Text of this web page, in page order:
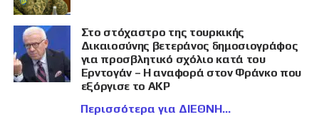
Στο στόχαστρο της τουρκικής
Δικαιοσύνης βετεράνος δημοσιογράφος
για προσβλητικό σχόλιο κατά του
Ερντογάν – Η αναφορά στον Φράνκο που
εξόργισε το AKP
Περισσότερα για ΔΙΕΘΝΗ